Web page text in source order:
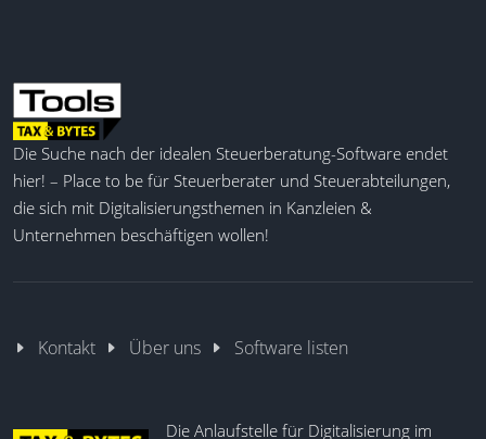
Die Suche nach der idealen Steuerberatung-Software endet
hier! – Place to be für Steuerberater und Steuerabteilungen,
die sich mit Digitalisierungsthemen in Kanzleien &
Unternehmen beschäftigen wollen!
Kontakt Über uns Software listen
Die Anlaufstelle für Digitalisierung im